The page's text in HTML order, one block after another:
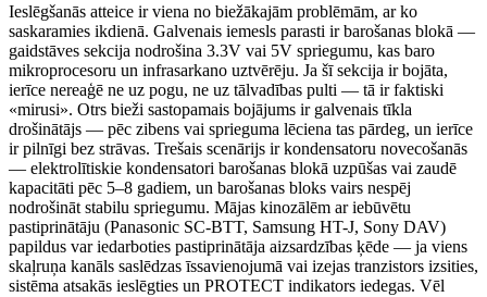
Ieslēgšanās atteice ir viena no biežākajām problēmām, ar ko
saskaramies ikdienā. Galvenais iemesls parasti ir barošanas blokā —
gaidstāves sekcija nodrošina 3.3V vai 5V spriegumu, kas baro
mikroprocesoru un infrasarkano uztvērēju. Ja šī sekcija ir bojāta,
ierīce nereaģē ne uz pogu, ne uz tālvadības pulti — tā ir faktiski
«mirusi». Otrs bieži sastopamais bojājums ir galvenais tīkla
drošinātājs — pēc zibens vai sprieguma lēciena tas pārdeg, un ierīce
ir pilnīgi bez strāvas. Trešais scenārijs ir kondensatoru novecošanās
— elektrolītiskie kondensatori barošanas blokā uzpūšas vai zaudē
kapacitāti pēc 5–8 gadiem, un barošanas bloks vairs nespēj
nodrošināt stabilu spriegumu. Mājas kinozālēm ar iebūvētu
pastiprinātāju (Panasonic SC-BTT, Samsung HT-J, Sony DAV)
papildus var iedarboties pastiprinātāja aizsardzības ķēde — ja viens
skaļruņa kanāls saslēdzas īssavienojumā vai izejas tranzistors izsities,
sistēma atsakās ieslēgties un PROTECT indikators iedegas. Vēl